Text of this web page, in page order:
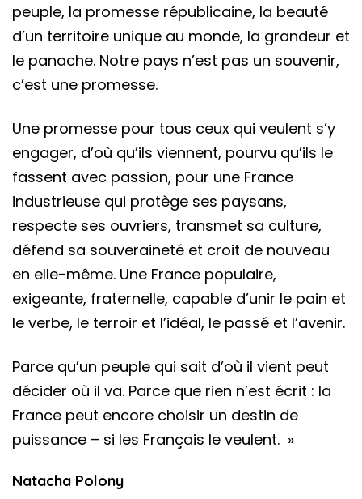
peuple, la promesse républicaine, la beauté
d’un territoire unique au monde, la grandeur et
le panache. Notre pays n’est pas un souvenir,
c’est une promesse.
Une promesse pour tous ceux qui veulent s’y
engager, d’où qu’ils viennent, pourvu qu’ils le
fassent avec passion, pour une France
industrieuse qui protège ses paysans,
respecte ses ouvriers, transmet sa culture,
défend sa souveraineté et croit de nouveau
en elle-même. Une France populaire,
exigeante, fraternelle, capable d’unir le pain et
le verbe, le terroir et l’idéal, le passé et l’avenir.
Parce qu’un peuple qui sait d’où il vient peut
décider où il va. Parce que rien n’est écrit : la
France peut encore choisir un destin de
puissance – si les Français le veulent. »
Natacha Polony